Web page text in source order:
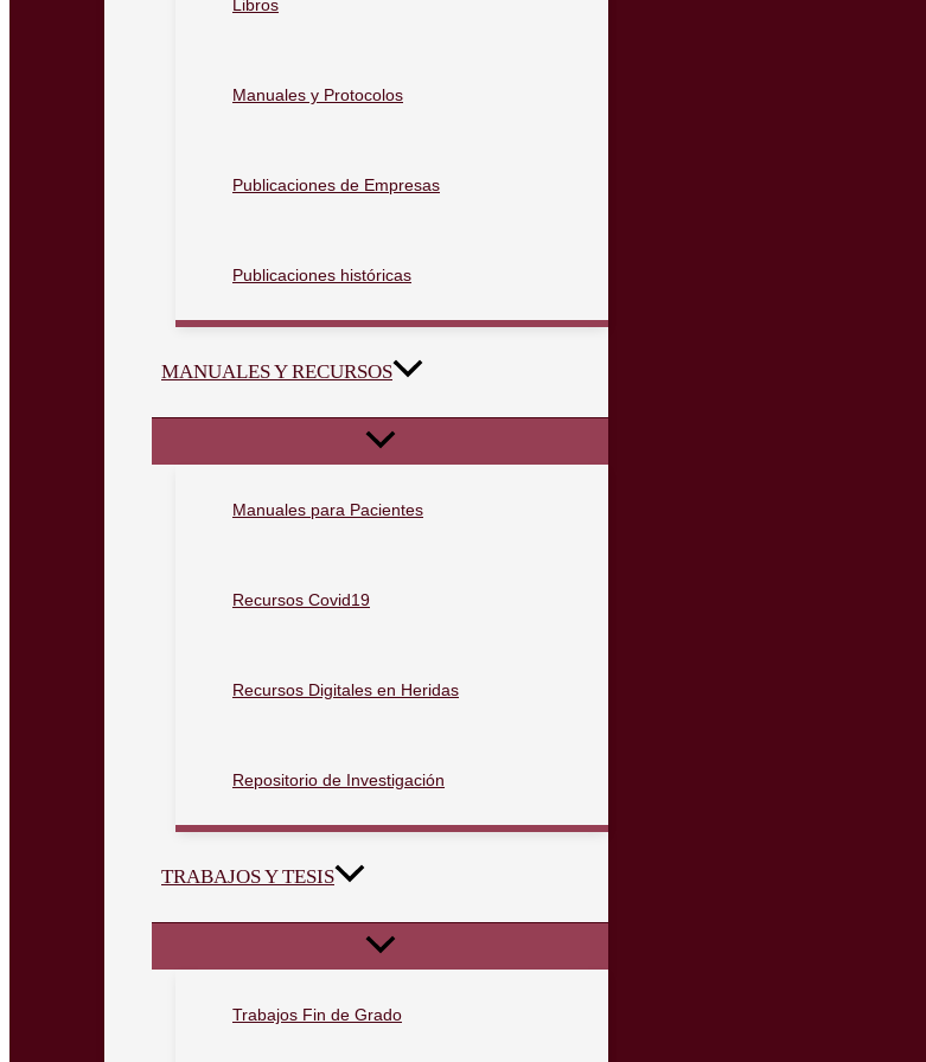
Libros
Manuales y Protocolos
Publicaciones de Empresas
Publicaciones históricas
MANUALES Y RECURSOS
Manuales para Pacientes
Recursos Covid19
Recursos Digitales en Heridas
Repositorio de Investigación
TRABAJOS Y TESIS
Trabajos Fin de Grado